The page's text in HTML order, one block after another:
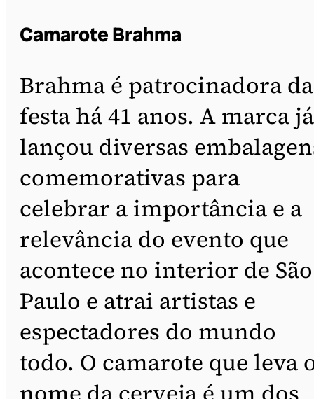
Camarote Brahma
Brahma é patrocinadora da
festa há 41 anos. A marca já
lançou diversas
comemorativas para
celebrar a importância e a
relevância do evento que
acontece no interior de São
Paulo e atrai artistas e
espectadores do mundo
todo. O camarote que leva